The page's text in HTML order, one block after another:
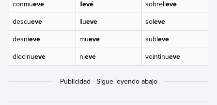
conmueve llevé sobrelleve
descueve llueve soleve
desnieve mueve subleve
diecinueve nieve veintinueve